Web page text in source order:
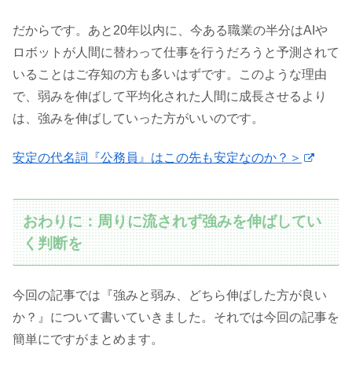
だからです。あと20年以内に、今ある職業の半分はAIや
ロボットが人間に替わって仕事を行うだろうと予測されて
いることはご存知の方も多いはずです。このような理由
で、弱みを伸ばして平均化された人間に成長させるより
は、強みを伸ばしていった方がいいのです。
安定の代名詞『公務員』はこの先も安定なのか？＞
おわりに：周りに流されず強みを伸ばしてい
く判断を
今回の記事では『強みと弱み、どちら伸ばした方が良い
か？』について書いていきました。それでは今回の記事を
簡単にですがまとめます。